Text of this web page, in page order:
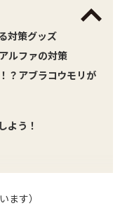
対策グッズ
ルファの対策
？アブラコウモリが
よう！
ます）